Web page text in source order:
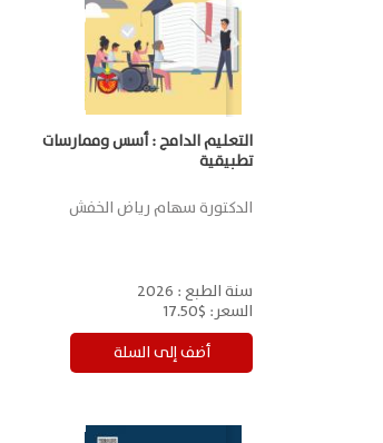
التعليم الدامج : أسس وممارسات
تطبيقية
الدكتورة سهام رياض الخفش
سنة الطبع : 2026
السعر: $17.50